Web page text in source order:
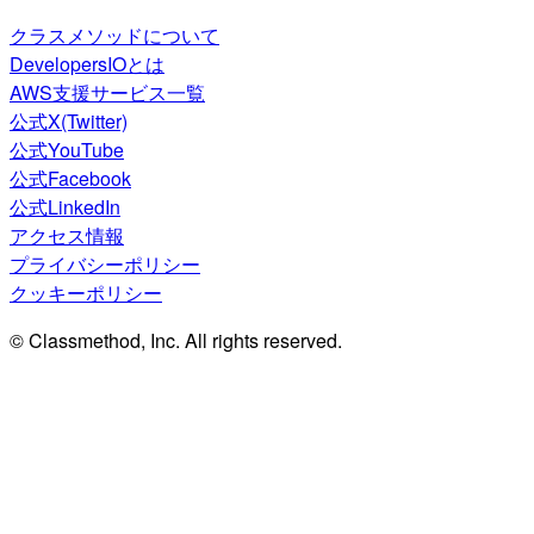
クラスメソッドについて
DevelopersIOとは
AWS支援サービス一覧
公式X(Twitter)
公式YouTube
公式Facebook
公式LinkedIn
アクセス情報
プライバシーポリシー
クッキーポリシー
© Classmethod, Inc. All rights reserved.